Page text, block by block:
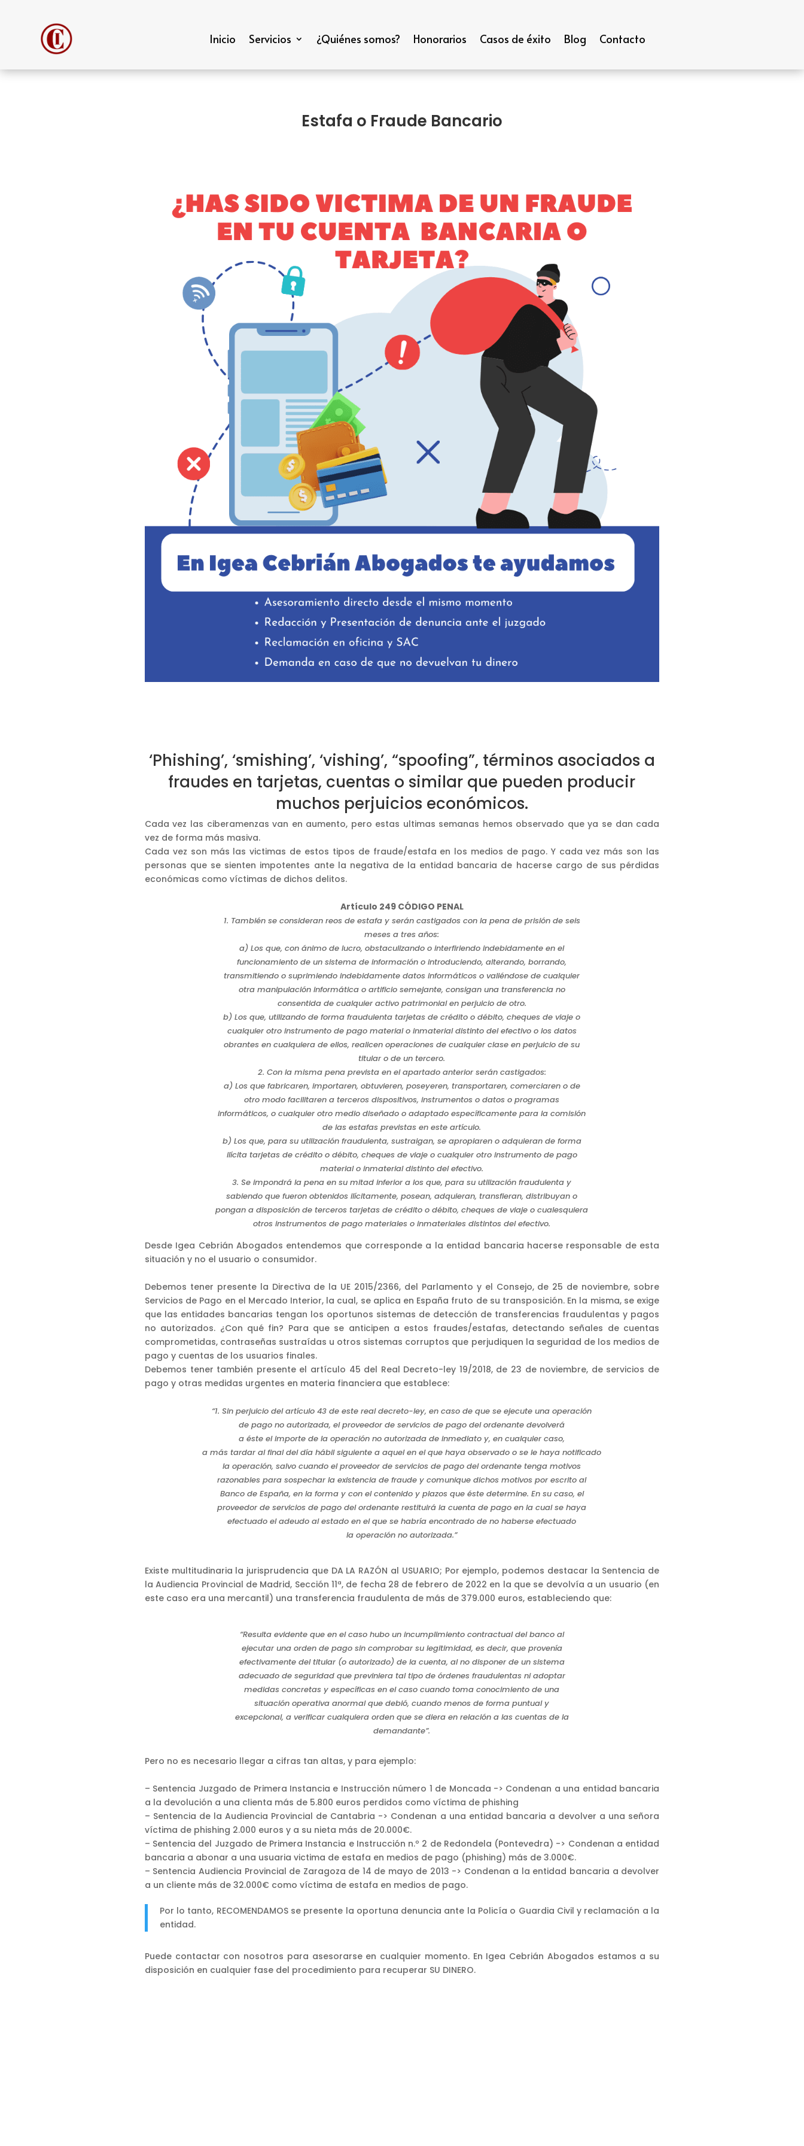
Inicio Servicios ¿Quiénes somos? Honorarios Casos de éxito Blog Contacto
Estafa o Fraude Bancario
‘Phishing’, ‘smishing’, ‘vishing’, “spoofing”, términos asociados a
fraudes en tarjetas, cuentas o similar que pueden producir
muchos perjuicios económicos.
Cada vez las ciberamenzas van en aumento, pero estas ultimas semanas hemos observado que ya se dan cada
vez de forma más masiva.
Cada vez son más las victimas de estos tipos de fraude/estafa en los medios de pago. Y cada vez más son las
personas que se sienten impotentes ante la negativa de la entidad bancaria de hacerse cargo de sus pérdidas
económicas como víctimas de dichos delitos.
Artículo 249 CÓDIGO PENAL
1. También se consideran reos de estafa y serán castigados con la pena de prisión de seis
meses a tres años:
a) Los que, con ánimo de lucro, obstaculizando o interfiriendo indebidamente en el
funcionamiento de un sistema de información o introduciendo, alterando, borrando,
transmitiendo o suprimiendo indebidamente datos informáticos o valiéndose de cualquier
otra manipulación informática o artificio semejante, consigan una transferencia no
consentida de cualquier activo patrimonial en perjuicio de otro.
b) Los que, utilizando de forma fraudulenta tarjetas de crédito o débito, cheques de viaje o
cualquier otro instrumento de pago material o inmaterial distinto del efectivo o los datos
obrantes en cualquiera de ellos, realicen operaciones de cualquier clase en perjuicio de su
titular o de un tercero.
2. Con la misma pena prevista en el apartado anterior serán castigados:
a) Los que fabricaren, importaren, obtuvieren, poseyeren, transportaren, comerciaren o de
otro modo facilitaren a terceros dispositivos, instrumentos o datos o programas
informáticos, o cualquier otro medio diseñado o adaptado específicamente para la comisión
de las estafas previstas en este artículo.
b) Los que, para su utilización fraudulenta, sustraigan, se apropiaren o adquieran de forma
ilícita tarjetas de crédito o débito, cheques de viaje o cualquier otro instrumento de pago
material o inmaterial distinto del efectivo.
3. Se impondrá la pena en su mitad inferior a los que, para su utilización fraudulenta y
sabiendo que fueron obtenidos ilícitamente, posean, adquieran, transfieran, distribuyan o
pongan a disposición de terceros tarjetas de crédito o débito, cheques de viaje o cualesquiera
otros instrumentos de pago materiales o inmateriales distintos del efectivo.
Desde Igea Cebrián Abogados entendemos que corresponde a la entidad bancaria hacerse responsable de esta
situación y no el usuario o consumidor.
Debemos tener presente la Directiva de la UE 2015/2366, del Parlamento y el Consejo, de 25 de noviembre, sobre
Servicios de Pago en el Mercado Interior, la cual, se aplica en España fruto de su transposición. En la misma, se exige
que las entidades bancarias tengan los oportunos sistemas de detección de transferencias fraudulentas y pagos
no autorizados. ¿Con qué fin? Para que se anticipen a estos fraudes/estafas, detectando señales de cuentas
comprometidas, contraseñas sustraídas u otros sistemas corruptos que perjudiquen la seguridad de los medios de
pago y cuentas de los usuarios finales.
Debemos tener también presente el artículo 45 del Real Decreto-ley 19/2018, de 23 de noviembre, de servicios de
pago y otras medidas urgentes en materia financiera que establece:
“1. Sin perjuicio del artículo 43 de este real decreto-ley, en caso de que se ejecute una operación
de pago no autorizada, el proveedor de servicios de pago del ordenante devolverá
a éste el importe de la operación no autorizada de inmediato y, en cualquier caso,
a más tardar al final del día hábil siguiente a aquel en el que haya observado o se le haya notificado
la operación, salvo cuando el proveedor de servicios de pago del ordenante tenga motivos
razonables para sospechar la existencia de fraude y comunique dichos motivos por escrito al
Banco de España, en la forma y con el contenido y plazos que éste determine. En su caso, el
proveedor de servicios de pago del ordenante restituirá la cuenta de pago en la cual se haya
efectuado el adeudo al estado en el que se habría encontrado de no haberse efectuado
la operación no autorizada.”
Existe multitudinaria la jurisprudencia que DA LA RAZÓN al USUARIO; Por ejemplo, podemos destacar la Sentencia de
la Audiencia Provincial de Madrid, Sección 11ª, de fecha 28 de febrero de 2022 en la que se devolvía a un usuario (en
este caso era una mercantil) una transferencia fraudulenta de más de 379.000 euros, estableciendo que:
“Resulta evidente que en el caso hubo un incumplimiento contractual del banco al
ejecutar una orden de pago sin comprobar su legitimidad, es decir, que provenía
efectivamente del titular (o autorizado) de la cuenta, al no disponer de un sistema
adecuado de seguridad que previniera tal tipo de órdenes fraudulentas ni adoptar
medidas concretas y específicas en el caso cuando toma conocimiento de una
situación operativa anormal que debió, cuando menos de forma puntual y
excepcional, a verificar cualquiera orden que se diera en relación a las cuentas de la
demandante”.
Pero no es necesario llegar a cifras tan altas, y para ejemplo:
– Sentencia Juzgado de Primera Instancia e Instrucción número 1 de Moncada -> Condenan a una entidad bancaria
a la devolución a una clienta más de 5.800 euros perdidos como víctima de phishing
– Sentencia de la Audiencia Provincial de Cantabria -> Condenan a una entidad bancaria a devolver a una señora
víctima de phishing 2.000 euros y a su nieta más de 20.000€.
– Sentencia del Juzgado de Primera Instancia e Instrucción n.º 2 de Redondela (Pontevedra) -> Condenan a entidad
bancaria a abonar a una usuaria victima de estafa en medios de pago (phishing) más de 3.000€.
– Sentencia Audiencia Provincial de Zaragoza de 14 de mayo de 2013 -> Condenan a la entidad bancaria a devolver
a un cliente más de 32.000€ como víctima de estafa en medios de pago.
Por lo tanto, RECOMENDAMOS se presente la oportuna denuncia ante la Policía o Guardia Civil y reclamación a la
entidad.
Puede contactar con nosotros para asesorarse en cualquier momento. En Igea Cebrián Abogados estamos a su
disposición en cualquier fase del procedimiento para recuperar SU DINERO.